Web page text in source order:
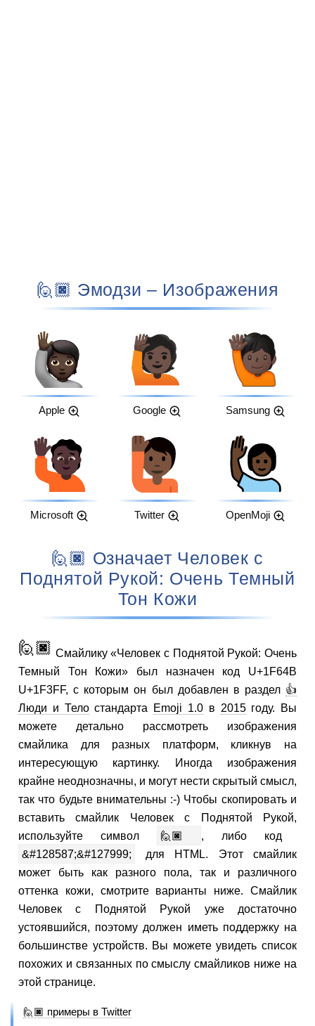
🙋🏿 Эмодзи – Изображения
Apple Google Samsung
Microsoft Twitter OpenMoji
🙋🏿 Означает Человек с
Поднятой Рукой: Очень Темный
Тон Кожи
🙋🏿 Смайлику «Человек с Поднятой Рукой: Очень
Темный Тон Кожи» был назначен код U+1F64B
U+1F3FF, с которым он был добавлен в раздел 👍
Люди и Телостандарта Emoji 1.0в 2015году. Вы
можете детально рассмотреть изображения
смайлика для разных платформ, кликнув на
интересующую картинку. Иногда изображения
крайне неоднозначны, и могут нести скрытый смысл,
так что будьте внимательны :-) Чтобы скопировать и
вставить смайлик Человек с Поднятой Рукой,
используйте символ
🙋🏿
, либо код
&#128587;&#127999;
для HTML. Этот смайлик
может быть как разного пола, так и различного
оттенка кожи, смотрите варианты ниже. Смайлик
Человек с Поднятой Рукой уже достаточно
устоявшийся, поэтому должен иметь поддержку на
большинстве устройств. Вы можете увидеть список
похожих и связанных по смыслу смайликов ниже на
этой странице.
🙋🏿 примеры в Twitter